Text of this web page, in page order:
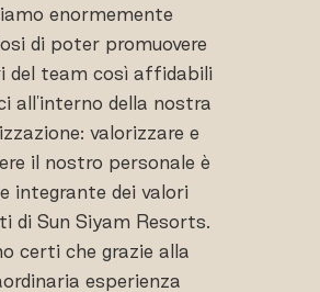
enormemente
di poter promuovere
del team così affidabili
all'interno della nostra
valorizzare e
il nostro personale è
integrante dei valori
di Sun Siyam Resorts.
certi che grazie alla
esperienza